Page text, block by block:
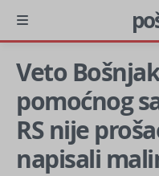
Veto
pomoćnog
RS nije
napisali